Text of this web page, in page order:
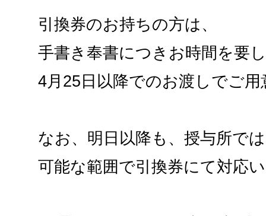
引換券のお持ちの方は、
手書き奉書につきお時間を要
4月25日以降でのお渡しでご
なお、明日以降も、授与所では
可能な範囲で引換券にて対応